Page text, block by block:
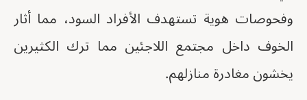
وفحوصات هوية تستهدف الأفراد السود، مما أثار
الخوف داخل مجتمع اللاجئين مما ترك الكثيرين
يخشون مغادرة منازلهم.